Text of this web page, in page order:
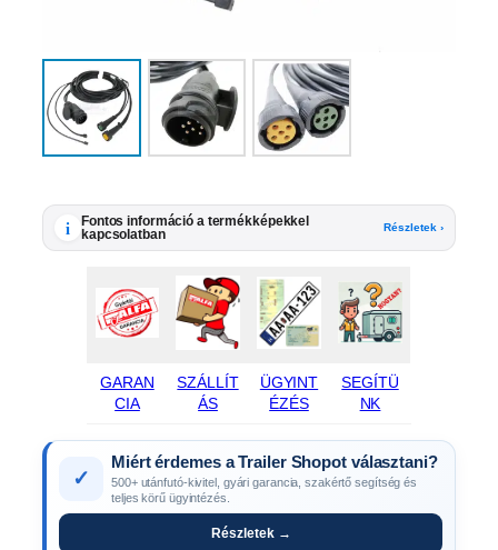
i
Fontos információ a termékképekkel
kapcsolatban
Részletek ›
GARAN
CIA
SZÁLLÍT
ÁS
ÜGYINT
ÉZÉS
SEGÍTÜ
NK
✓
Miért érdemes a Trailer Shopot választani?
500+ utánfutó-kivitel, gyári garancia, szakértő segítség és
teljes körű ügyintézés.
Részletek →